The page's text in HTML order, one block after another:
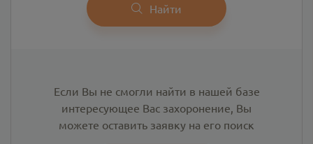
Найти
Если Вы не смогли найти в нашей базе
интересующее Вас захоронение, Вы
можете оставить заявку на его поиск